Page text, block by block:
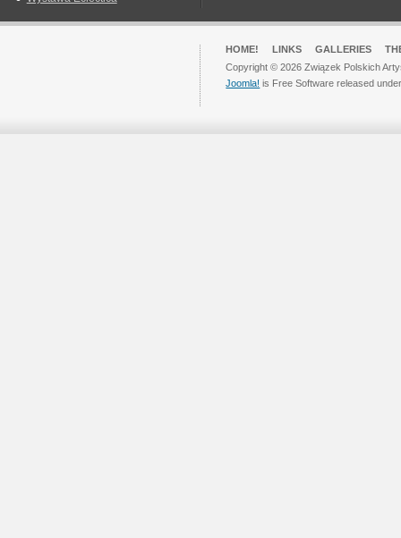
HOME! LINKS GALLERIES
Copyright © 2026 Związek Polskich
Joomla! is Free Software released